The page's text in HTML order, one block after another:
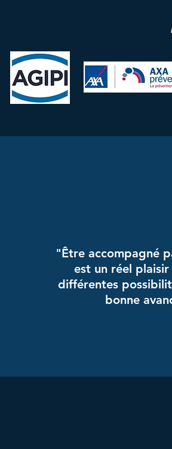
"Être accompagné
est un réel
différentes
bonne